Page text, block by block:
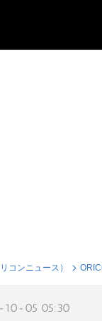
コンニュース）
10-05 05:30